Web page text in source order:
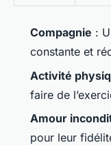
Compagnie :
constante et
Activité
faire de
Amour
pour leur